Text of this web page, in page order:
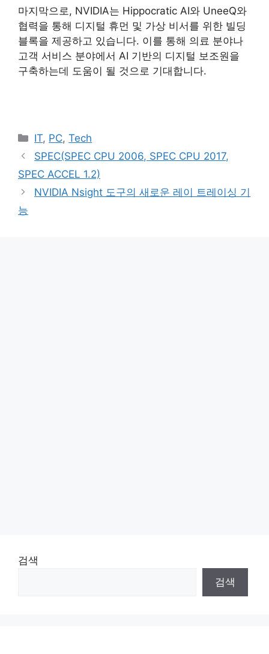
마지막으로, NVIDIA는 Hippocratic AI와 UneeQ와
협력을 통해 디지털 휴먼 및 가상 비서를 위한 빌딩
블록을 제공하고 있습니다. 이를 통해 의료 분야나
고객 서비스 분야에서 AI 기반의 디지털 보조원을
구축하는데 도움이 될 것으로 기대합니다.
카
테
리
IT, PC,Tech
SPEC(SPEC CPU 2006, SPEC CPU 2017,
SPEC ACCEL 1.2)
NVIDIA Nsight 도구의 새로운 레이 트레이싱 기
능
검색
검색